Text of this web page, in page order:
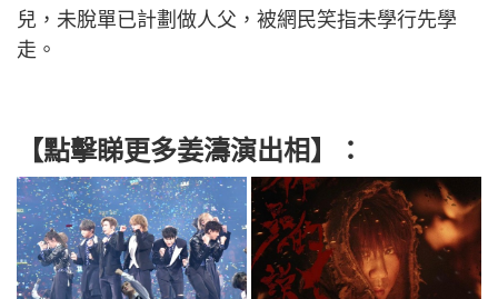
兒，未脫單已計劃做人父，被網民笑指未學行先學
走。
【點擊睇更多姜濤演出相】：